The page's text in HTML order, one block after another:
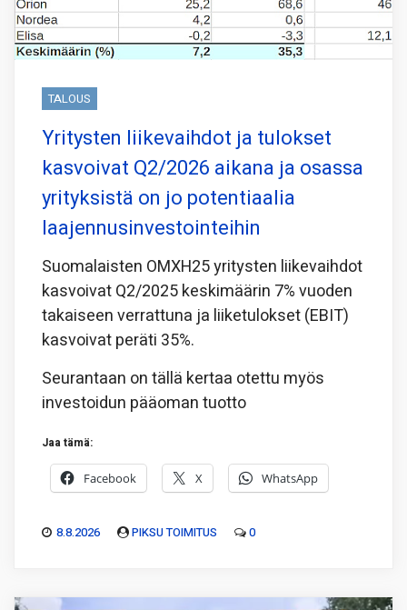
TALOUS
Yritysten liikevaihdot ja tulokset
kasvoivat Q2/2026 aikana ja osassa
yrityksistä on jo potentiaalia
laajennusinvestointeihin
Suomalaisten OMXH25 yritysten liikevaihdot
kasvoivat Q2/2025 keskimäärin 7% vuoden
takaiseen verrattuna ja liiketulokset (EBIT)
kasvoivat peräti 35%.
Seurantaan on tällä kertaa otettu myös
investoidun pääoman tuotto
Jaa tämä:
Facebook X WhatsApp
8.8.2026 PIKSU TOIMITUS 0